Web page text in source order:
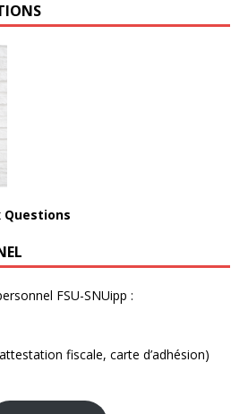
Questions
FSU-SNUipp :
fiscale, carte d’adhésion)